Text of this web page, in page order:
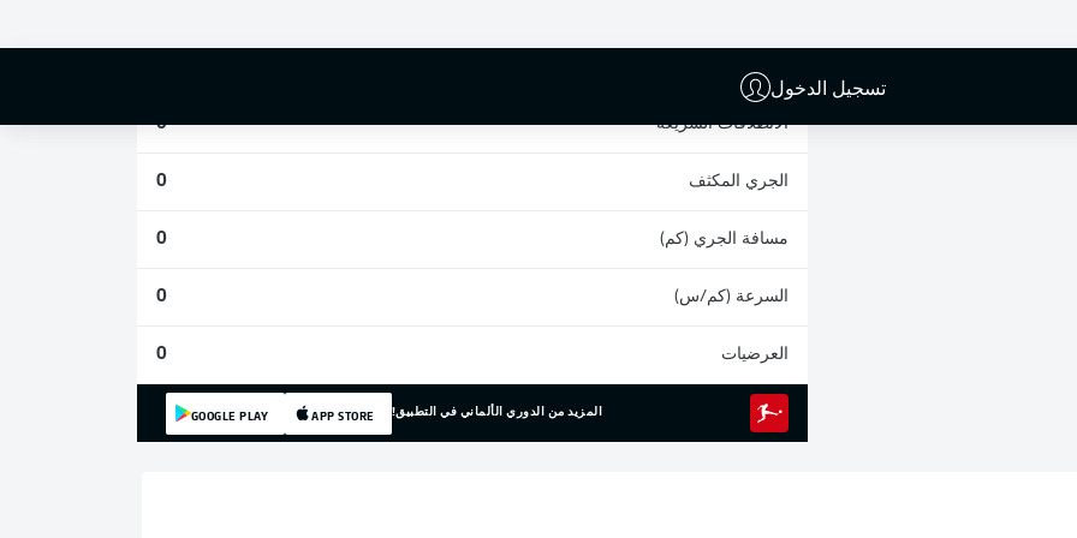
تسجيل الدخول
الانطلاقات السريعة 0
الجري المكثف 0
مسافة الجري (كم) 0
السرعة (كم/س) 0
العرضيات 0
المزيد من الدوري الألماني في التطبيق! APP STORE
GOOGLE PLAY